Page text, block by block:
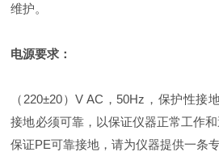
维护。
电源要求：
（220±20）V AC，50Hz，保护性接
接地必须可靠，以保证仪器正常工作
保证PE可靠接地，请为仪器提供一条专